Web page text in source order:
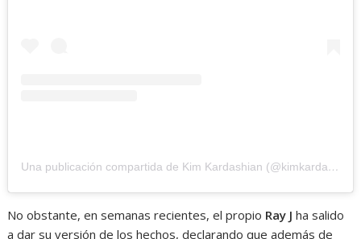
Una publicación compartida de Kim Kardashian (@kimkardashian)
No obstante, en semanas recientes, el propio Ray J ha salido
a dar su versión de los hechos, declarando que además de